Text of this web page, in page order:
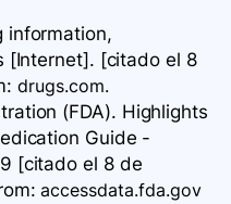
information,
[Internet]. [citado el 8
drugs.com.
(FDA). Highlights
Guide -
[citado el 8 de
accessdata.fda.gov